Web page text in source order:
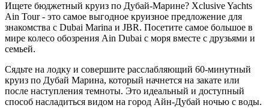
Ищете бюджетный круиз по Дубай-Марине? Xclusive Yachts
Ain Tour - это самое выгодное круизное предложение для
знакомства с Dubai Marina и JBR. Посетите самое большое в
мире колесо обозрения Ain Dubai с моря вместе с друзьями и
семьей.
Сядьте на лодку и совершите расслабляющий 60-минутный
круиз по Дубай Марина, который начнется на закате или
после наступления темноты. Это идеальный и доступный
способ насладиться видом на город Айн-Дубай ночью с воды.